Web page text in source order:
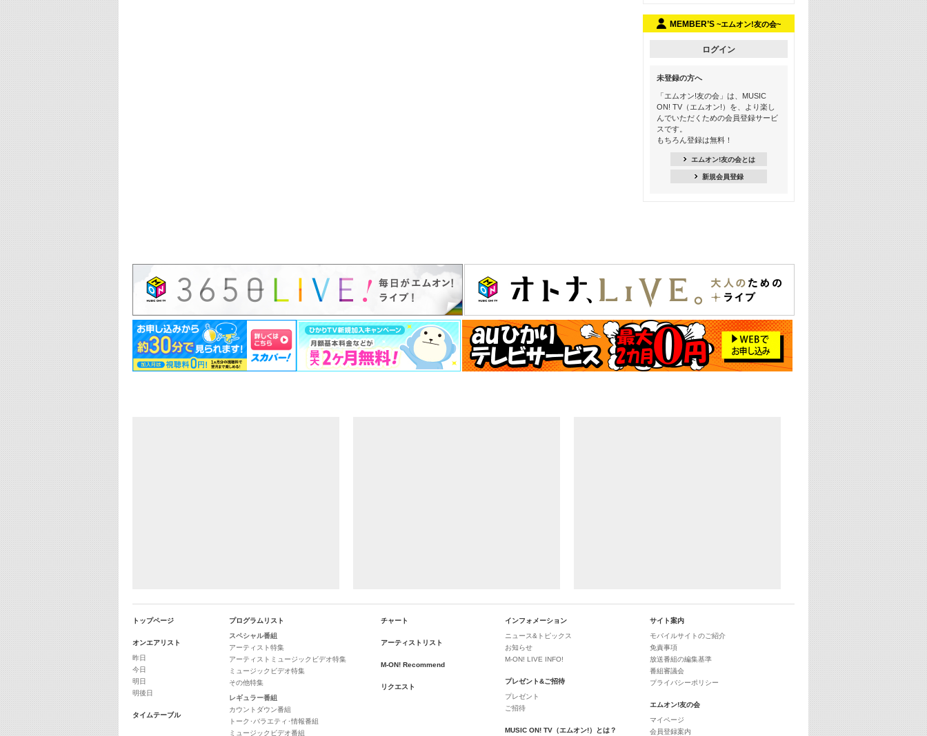
13:30
Apple Music カウントダウン 20
16:30
あのころK-POPヒッツ! 2018→2021年
18:30
M-ON! Countdown K
23:00
SUPER EIGHT特集
24:00
25:00
エムオン! ヒッツ
26:00
MEMBER’S ~エムオン!友の会~
ログイン
未登録の方へ
「エムオン!友の会」は、MUSIC
ON! TV（エムオン!）を、より楽し
んでいただくための会員登録サービ
スです。
もちろん登録は無料！
エムオン!友の会とは
新規会員登録
トップページ
オンエアリスト
昨日
今日
明日
明後日
タイムテーブル
プログラムリスト
スペシャル番組
アーティスト特集
アーティストミュージックビデオ特集
ミュージックビデオ特集
その他特集
レギュラー番組
カウントダウン番組
トーク･バラエティ･情報番組
ミュージックビデオ番組
チャート
アーティストリスト
M-ON! Recommend
リクエスト
インフォメーション
ニュース&トピックス
お知らせ
M-ON! LIVE INFO!
プレゼント&ご招待
プレゼント
ご招待
MUSIC ON! TV（エムオン!）とは？
サイト案内
モバイルサイトのご紹介
免責事項
放送番組の編集基準
番組審議会
プライバシーポリシー
エムオン!友の会
マイページ
会員登録案内